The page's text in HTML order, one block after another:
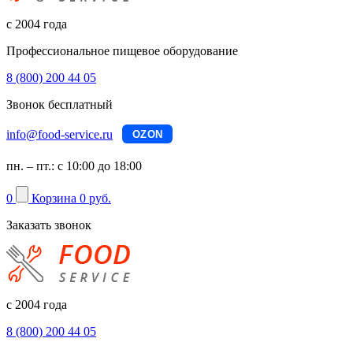
с 2004 года
Профессиональное пищевое оборудование
8 (800) 200 44 05
Звонок бесплатный
info@food-service.ru OZON
пн. – пт.: с 10:00 до 18:00
0 Корзина 0 руб.
Заказать звонок
с 2004 года
8 (800) 200 44 05